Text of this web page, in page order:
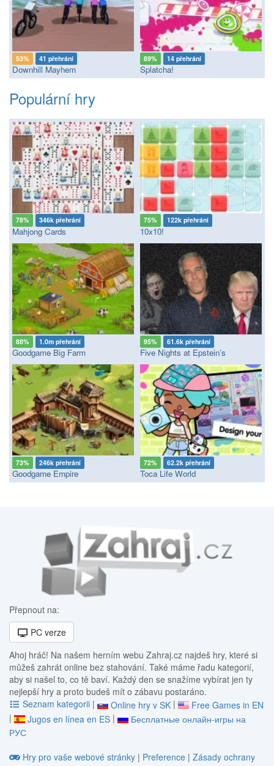
53% 41 přehrání
Downhill Mayhem
89% 14 přehrání
Splatcha!
Populární hry
78% 346k přehrání
Mahjong Cards
75% 122k přehrání
10x10!
88% 1.0m přehrání
Goodgame Big Farm
95% 61.6k přehrání
Five Nights at Epstein’s
73% 246k přehrání
Goodgame Empire
72% 62.2k přehrání
Toca Life World
Přepnout na:
PC verze
Ahoj hráč! Na našem herním webu Zahraj.cz najdeš hry, které si
můžeš zahrát online bez stahování. Také máme řadu kategorií,
aby si našel to, co tě baví. Každý den se snažíme vybírat jen ty
nejlepší hry a proto budeš mít o zábavu postaráno.
Seznam kategorii | Online hry v SK |
Free Games in EN
|
Jugos en línea en ES |
Бесплатные онлайн-игры на
РУС
Hry pro vaše webové stránky | Preference | Zásady ochrany